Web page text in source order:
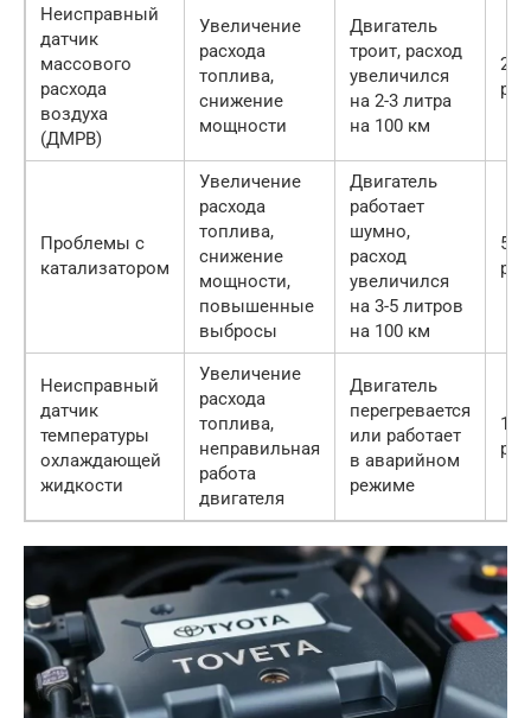
Неисправный
датчик
массового
расхода
воздуха
(ДМРВ)
Увеличение
расхода
топлива,
снижение
мощности
Двигатель
троит, расход
увеличился
на 2-3 литра
на 100 км
руб.
Проблемы с
катализатором
Увеличение
расхода
топлива,
снижение
мощности,
повышенные
выбросы
Двигатель
работает
шумно,
расход
увеличился
на 3-5 литров
на 100 км
руб.
Неисправный
датчик
температуры
охлаждающей
жидкости
Увеличение
расхода
топлива,
неправильная
работа
двигателя
Двигатель
перегревается
или работает
в аварийном
режиме
руб.